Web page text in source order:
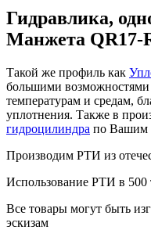
Гидравлика,
Манжета QR17-
Такой же профиль как
большими
температурам и средам,
уплотнения. Также в
гидроцилиндра по Вашим
Производим РТИ из
Использование РТИ в 500
Все товары могут быть
эскизам